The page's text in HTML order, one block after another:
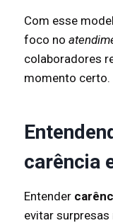
Com esse
foco no
colaboradores
momento certo.
carência
Entender
evitar